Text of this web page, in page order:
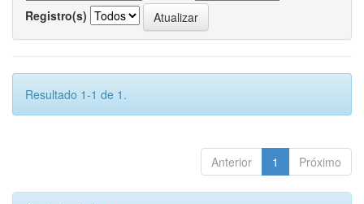
Registro(s)
Resultado 1-1 de 1.
Anterior 1 Próximo